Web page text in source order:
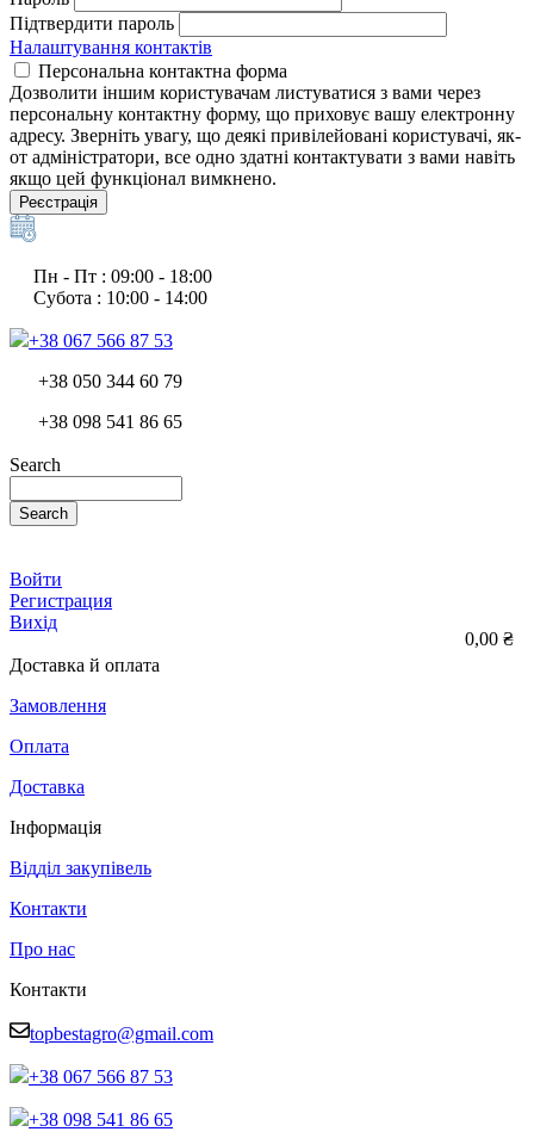
Підтвердити пароль
Налаштування контактів
Персональна контактна форма
Дозволити іншим користувачам листуватися з вами через
персональну контактну форму, що приховує вашу електронну
адресу. Зверніть увагу, що деякі привілейовані користувачі, як-
от адміністратори, все одно здатні контактувати з вами навіть
якщо цей функціонал вимкнено.
Реєстрація
Пн - Пт : 09:00 - 18:00
Субота : 10:00 - 14:00
+38 067 566 87 53
+38 050 344 60 79
+38 098 541 86 65
Search
Search
0,00 ₴
Войти
Регистрация
Вихід
Доставка й оплата
Замовлення
Оплата
Доставка
Інформація
Відділ закупівель
Контакти
Про нас
Контакти
topbestagro@gmail.com
+38 067 566 87 53
+38 098 541 86 65